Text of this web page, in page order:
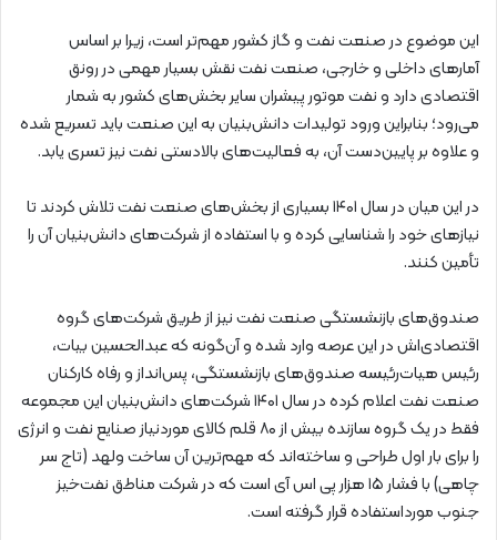
این موضوع در صنعت نفت و گاز کشور مهم‌تر است، زیرا بر اساس
آمارهای داخلی و خارجی، صنعت نفت نقش بسیار مهمی در رونق
اقتصادی دارد و نفت موتور پیشران سایر بخش‌های کشور به شمار
می‌رود؛ بنابراین ورود تولیدات دانش‌بنیان به این صنعت باید تسریع شده
و علاوه بر پایین‌دست آن، به فعالیت‌های بالادستی نفت نیز تسری یابد.
در این میان در سال ۱۴۰۱ بسیاری از بخش‌های صنعت نفت تلاش کردند تا
نیازهای خود را شناسایی کرده و با استفاده از شرکت‌های دانش‌بنیان آن را
تأمین کنند.
صندوق‌های بازنشستگی صنعت نفت نیز از طریق شرکت‌های گروه
اقتصادی‌اش در این عرصه وارد شده و آن‌گونه که عبدالحسین بیات،
رئیس هیات‌رئیسه صندوق‌های بازنشستگی، پس‌انداز و رفاه کارکنان
صنعت نفت اعلام کرده در سال ۱۴۰۱ شرکت‌های دانش‌بنیان این مجموعه
فقط در یک گروه سازنده بیش از ۸۰ قلم کالای موردنیاز صنایع نفت و انرژی
را برای بار اول طراحی و ساخته‌اند که مهم‌ترین آن ساخت ولهد (تاج سر
چاهی) با فشار ۱۵ هزار پی اس آی است که در شرکت مناطق نفت‌خیز
جنوب مورداستفاده قرار گرفته است.